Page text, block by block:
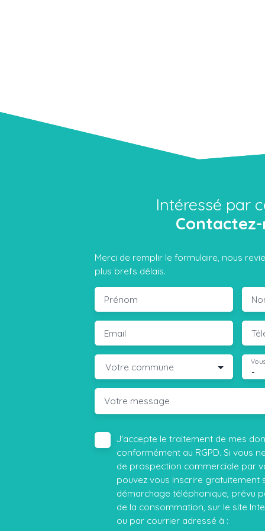
Intéressé par
Merci de remplir le formulaire, nous
plus brefs délais.
Prénom
Email
Votre commune -
Votre message
J'accepte le traitement de mes
conformément au RGPD. Si vous
de prospection commerciale par
pouvez vous inscrire gratuitement
démarchage téléphonique, prévu
de la consommation, sur le site
ou par courrier adressé à :